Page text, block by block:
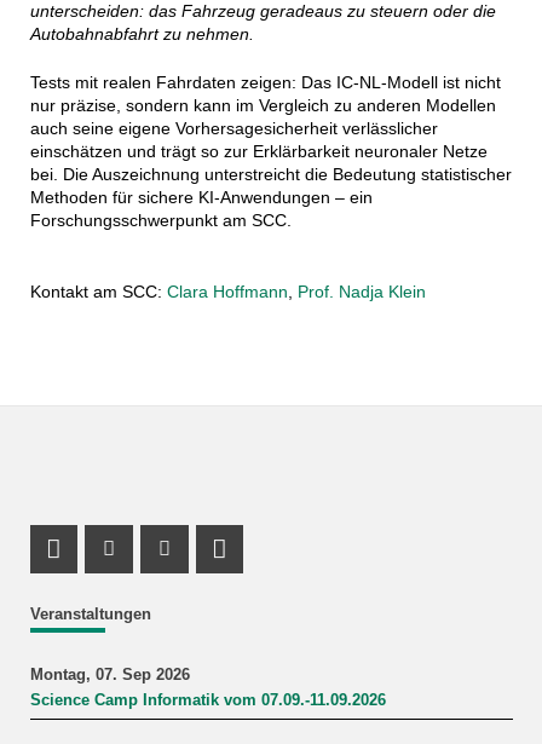
unterscheiden: das Fahrzeug geradeaus zu steuern oder die
Autobahnabfahrt zu nehmen.
Tests mit realen Fahrdaten zeigen: Das IC-NL-Modell ist nicht
nur präzise, sondern kann im Vergleich zu anderen Modellen
auch seine eigene Vorhersagesicherheit verlässlicher
einschätzen und trägt so zur Erklärbarkeit neuronaler Netze
bei. Die Auszeichnung unterstreicht die Bedeutung statistischer
Methoden für sichere KI-Anwendungen – ein
Forschungsschwerpunkt am SCC.
Kontakt am SCC: Clara Hoffmann, Prof. Nadja Klein
Veranstaltungen
Montag, 07. Sep 2026
Science Camp Informatik vom 07.09.-11.09.2026
Profil Mastodon
Instagram Profil
Youtube Profil
LinkedIn Profil